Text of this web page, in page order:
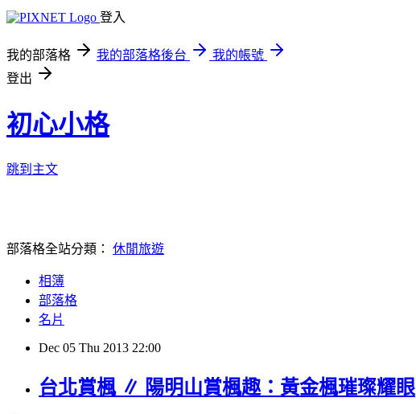
登入
我的部落格 我的部落格後台
我的帳號
登出
初心小格
跳到主文
部落格全站分類： 休閒旅遊
相簿
部落格
名片
Dec 05 Thu 2013 22:00
台北賞楓 ∥ 陽明山賞楓趣：黃金楓璀璨耀眼